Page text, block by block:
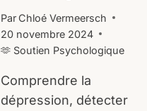
Par Chloé Vermeersch
20 novembre 2024
🫶 Soutien Psychologique
Comprendre la
dépression, détecter